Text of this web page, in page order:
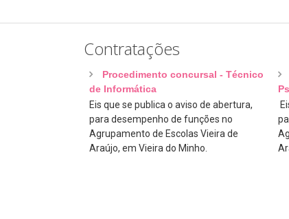
Contratações
Procedimento concursal - Técnico
de Informática
Eis que se publica o aviso de abertura,
para desempenho de funções no
Agrupamento de Escolas Vieira de
Araújo, em Vieira do Minho.